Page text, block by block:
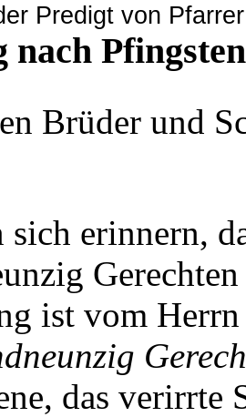
Predigt von
nach
Brüder und
sich erinnern,
ist vom
das verirrte